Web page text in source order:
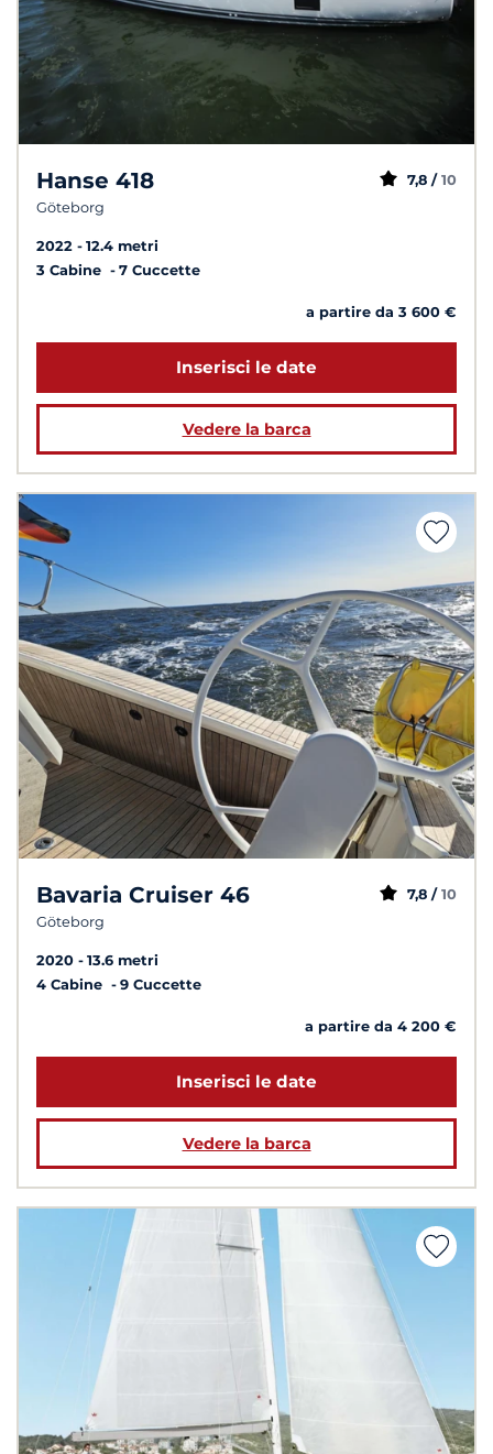
Hanse 418
Göteborg
7,8 / 10
2022
12.4 metri
3 Cabine
7 Cuccette
a partire da 3 600 €
Inserisci le date
Vedere la barca
Bavaria Cruiser 46
Göteborg
7,8 / 10
2020
13.6 metri
4 Cabine
9 Cuccette
a partire da 4 200 €
Inserisci le date
Vedere la barca